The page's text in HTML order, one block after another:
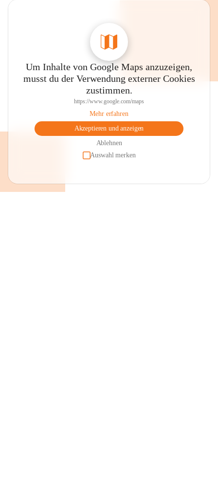
Um Inhalte von Google Maps anzuzeigen,
musst du der Verwendung externer Cookies
zustimmen.
https://www.google.com/maps
Mehr erfahren
Akzeptieren und anzeigen
Ablehnen
Auswahl merken